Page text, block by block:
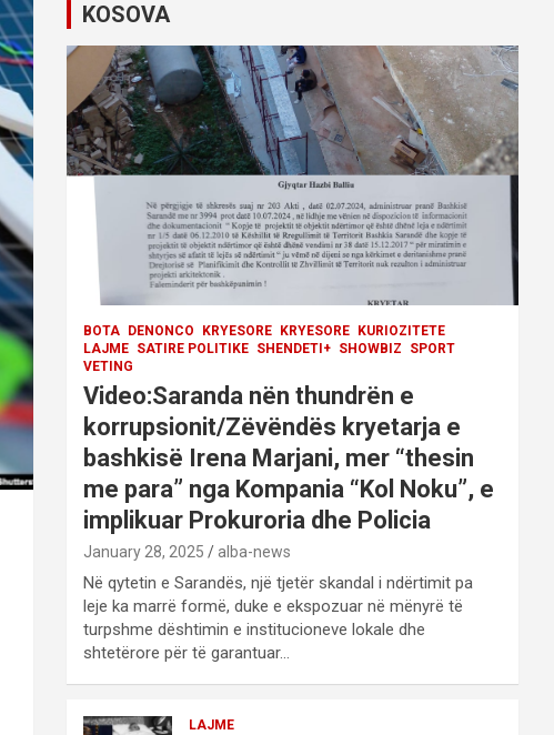
KOSOVA
BOTA DENONCO KRYESORE KRYESORE
KURIOZITETE
LAJME SATIRE POLITIKE SHENDETI+ SHOWBIZ
SPORT
VETING
Video:Saranda nën thundrën e
korrupsionit/Zëvëndës kryetarja e
bashkisë Irena Marjani, mer “thesin
me para” nga Kompania “Kol Noku”, e
implikuar Prokuroria dhe Policia
January 28, 2025 alba-news
Në qytetin e Sarandës, një tjetër skandal i ndërtimit pa
leje ka marrë formë, duke e ekspozuar në mënyrë të
turpshme dështimin e institucioneve lokale dhe
shtetërore për të garantuar…
LAJME